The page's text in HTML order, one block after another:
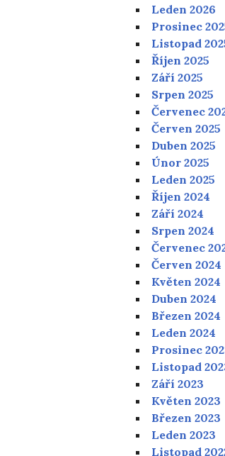
Leden 2026
Prosinec
Listopad
Říjen 2025
Září 2025
Srpen 2025
Červenec
Červen 2025
Duben 2025
Únor 2025
Leden 2025
Říjen 2024
Září 2024
Srpen 2024
Červenec
Červen 2024
Květen 2024
Duben 2024
Březen 2024
Leden 2024
Prosinec
Listopad
Září 2023
Květen 2023
Březen 2023
Leden 2023
Listopad